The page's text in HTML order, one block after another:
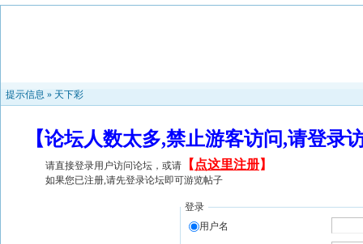
提示信息 » 天下彩
【论坛人数太多,禁止游客访问,请登
请直接登录用户访问论坛，或请 【 点这里注册】
如果您已注册,请先登录论坛即可游览帖子
登录
用户名